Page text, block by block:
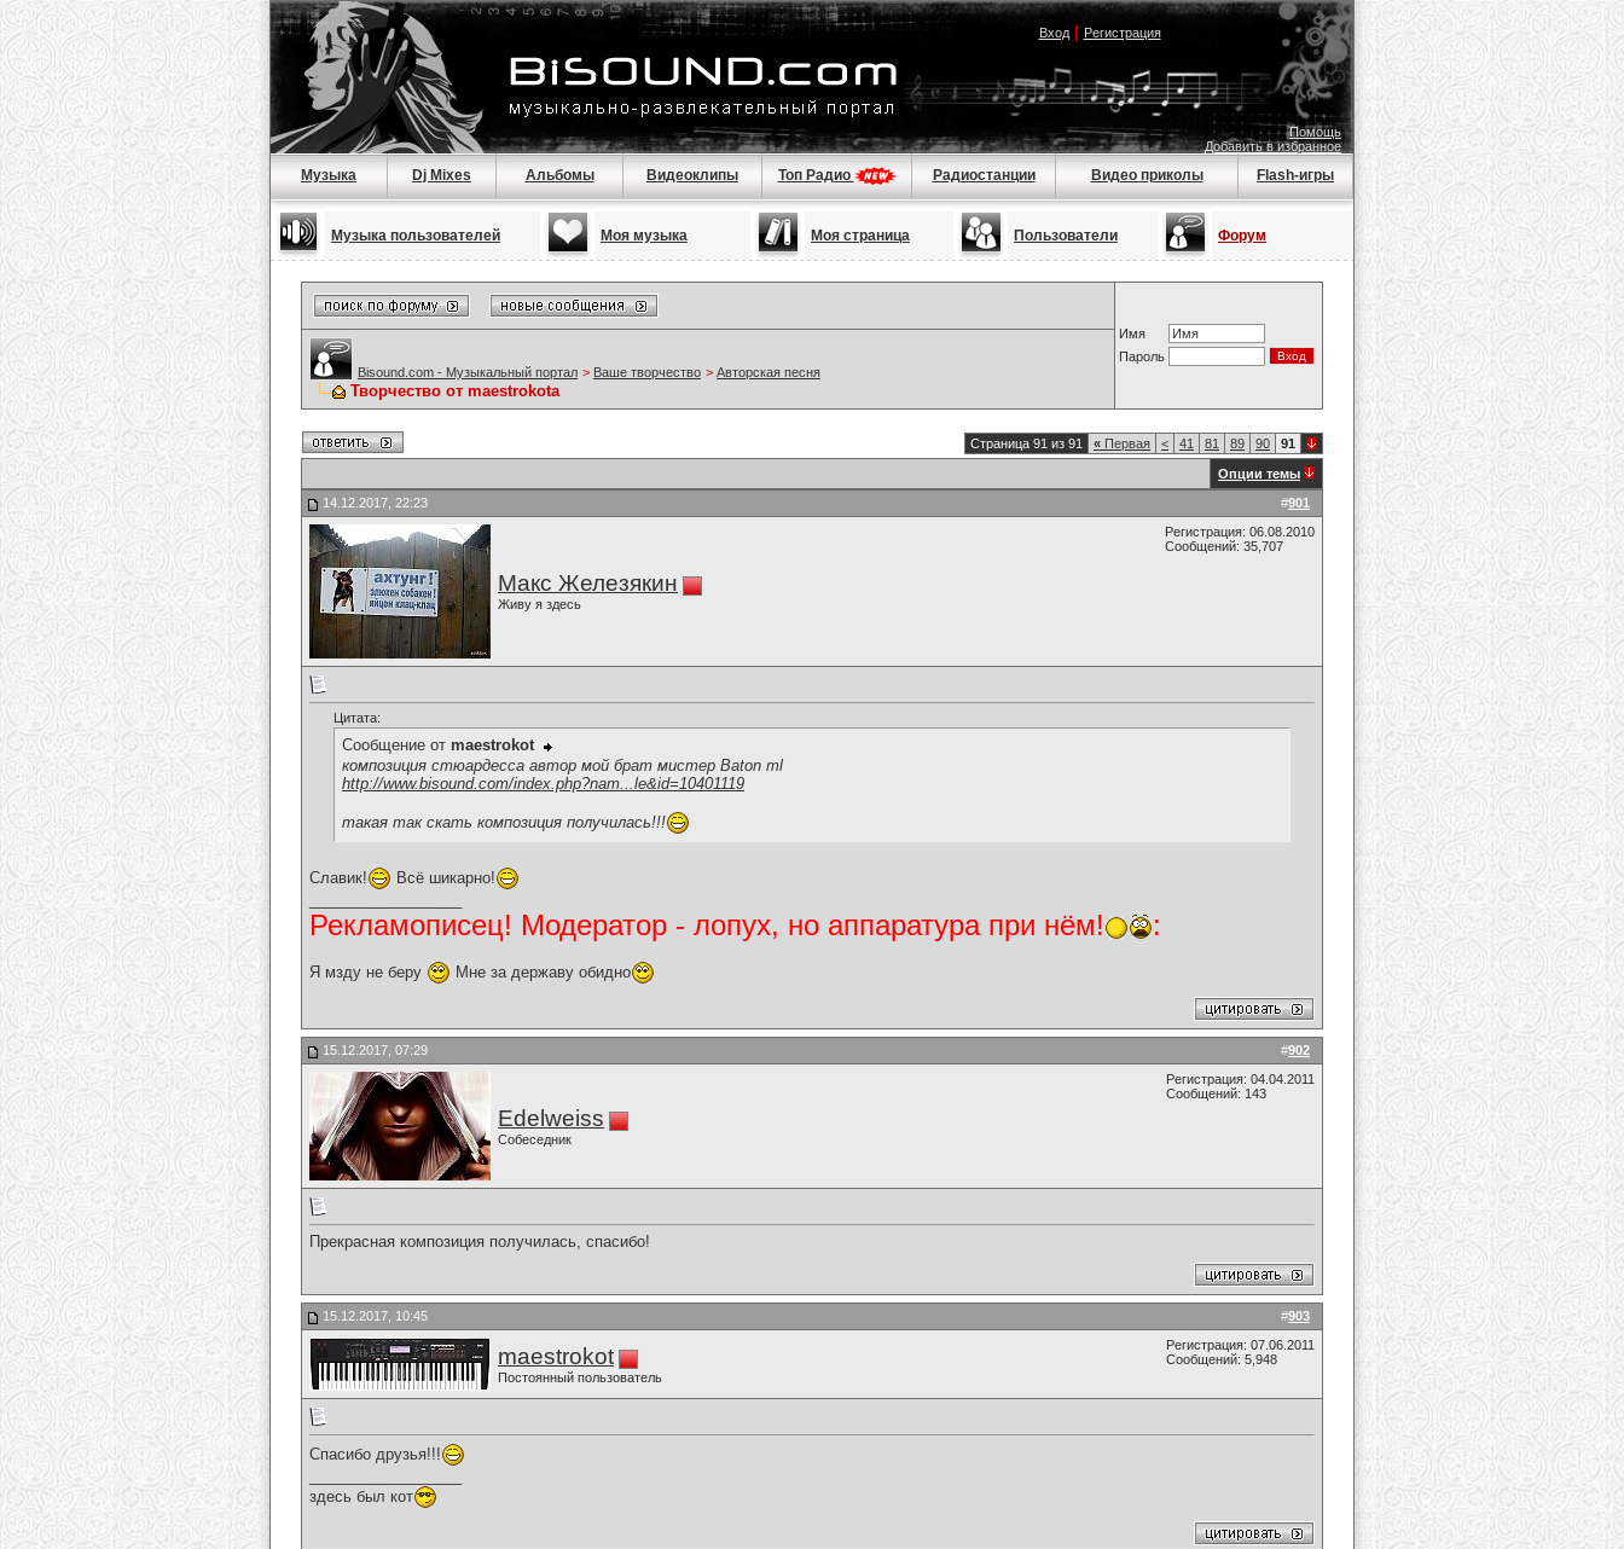
Вход| Регистрация
Помощь
Добавить в избранное
Музыка Dj Mixes Альбомы Видеоклипы Топ Радио Радиостанции Видео приколы Flash-игры
Музыка пользователей Моя музыка Моя страница Пользователи Форум
Имя
Пароль
Bisound.com - Музыкальный портал > Ваше творчество > Авторская песня
Творчество от maestrokota
Страница 91 из 91 « Первая < 41 81 89 90 91
Опции темы
#901
14.12.2017, 22:23
Макс Железякин
Живу я здесь
Регистрация: 06.08.2010
Сообщений: 35,707
Цитата:
Сообщение от maestrokot
композиция стюардесса автор мой брат мистер Baton ml
http://www.bisound.com/index.php?nam...le&id=10401119
такая так скать композиция получилась!!!
Славик!
Всё шикарно!
Рекламописец! Модератор - лопух, но аппаратура при нём! :
Я мзду не беру Мне за державу обидно
#902
15.12.2017, 07:29
Edelweiss
Собеседник
Регистрация: 04.04.2011
Сообщений: 143
Прекрасная композиция получилась, спасибо!
#903
15.12.2017, 10:45
maestrokot
Постоянный пользователь
Регистрация: 07.06.2011
Сообщений: 5,948
Спасибо друзья!!!
здесь был кот